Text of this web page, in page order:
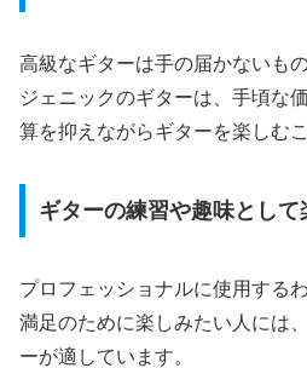
高級なギターは手の届かないも
ジェニックのギターは、手頃な
算を抑えながらギターを楽しむ
ギターの練習や趣味として
プロフェッショナルに使用する
満足のために楽しみたい人には
ーが適しています。